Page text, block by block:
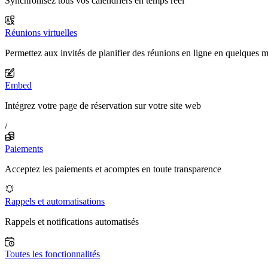
Réunions virtuelles
Permettez aux invités de planifier des réunions en ligne en quelques
Embed
Intégrez votre page de réservation sur votre site web
/
Paiements
Acceptez les paiements et acomptes en toute transparence
Rappels et automatisations
Rappels et notifications automatisés
Toutes les fonctionnalités